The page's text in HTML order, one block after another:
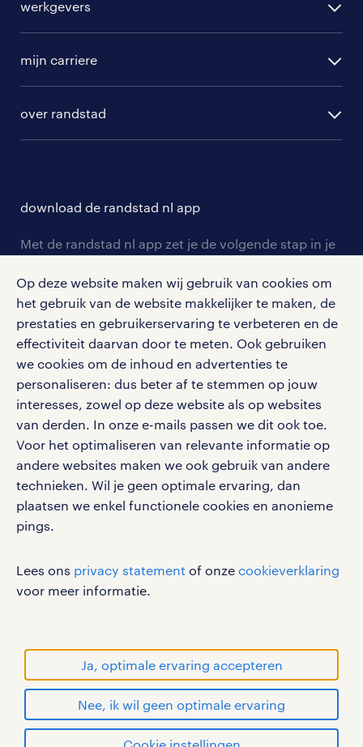
Op deze website maken wij gebruik van cookies om
het gebruik van de website makkelijker te maken, de
prestaties en gebruikerservaring te verbeteren en de
effectiviteit daarvan door te meten. Ook gebruiken
we cookies om de inhoud en advertenties te
personaliseren: dus beter af te stemmen op jouw
interesses, zowel op deze website als op websites
van derden. In onze e-mails passen we dit ook toe.
Voor het optimaliseren van relevante informatie op
andere websites maken we ook gebruik van andere
technieken. Wil je geen optimale ervaring, dan
plaatsen we enkel functionele cookies en anonieme
pings.
Lees ons privacy statement of onze cookieverklaring
voor meer informatie.
Ja, optimale ervaring accepteren
Nee, ik wil geen optimale ervaring
solliciteren
randstad professional
randstad digital
werkgevers
hr-diensten
branches
tarieven
personeel gezocht
aanmelden nieuwsbrief
mijn carriere
solliciteren
salarischecker
bruto-netto calculator
over randstad
onze vestigingen
pers
klachten en misstanden
download de randstad nl app
Met de randstad nl app zet je de volgende stap in je
en ontvang berichten van je intercedent.
Eenvoudig, snel en overal.
apple app store
google play store
social media
Volg ons voor de leukste content omtrent
vacatures, solliciteren en inspiratie.
werken bij randstad
disclaimer